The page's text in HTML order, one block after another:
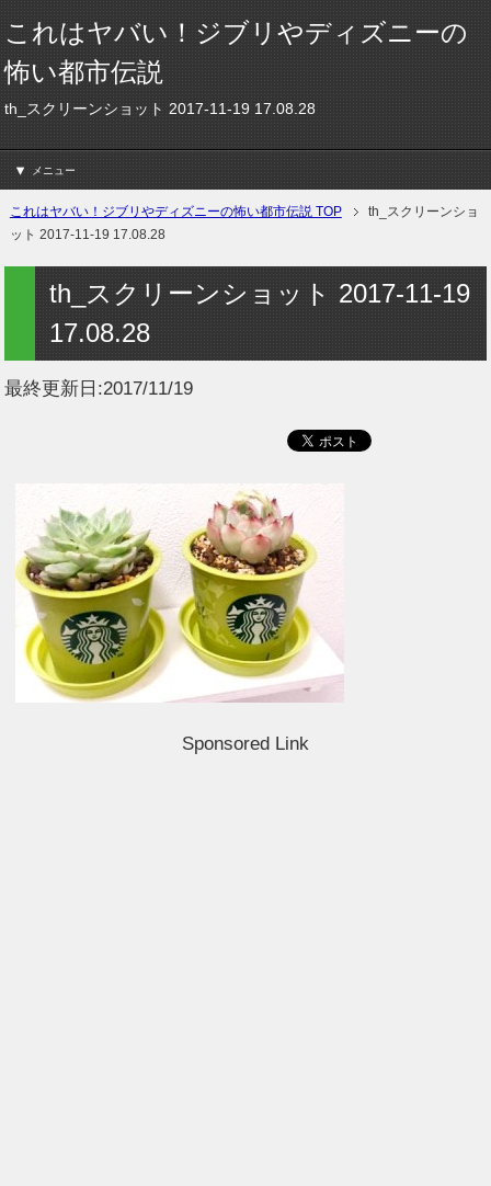
これはヤバい！ジブリやディズニーの
怖い都市伝説
th_スクリーンショット 2017-11-19 17.08.28
メニュー
これはヤバい！ジブリやディズニーの怖い都市伝説 TOP
th_スクリーンショ
ット 2017-11-19 17.08.28
th_スクリーンショット 2017-11-19
17.08.28
最終更新日:2017/11/19
Sponsored Link